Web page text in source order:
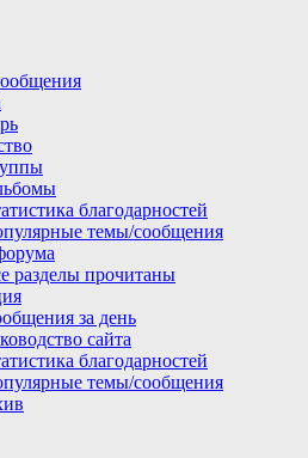
благодарностей
темы/сообщения
разделы прочитаны
за день
сайта
благодарностей
темы/сообщения